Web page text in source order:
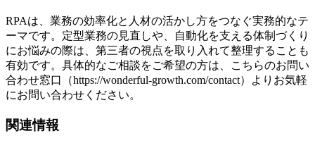
RPAは、業務の効率化と人材の活かし方をつなぐ実務的なテ
ーマです。定型業務の見直しや、自動化を支える体制づくり
にお悩みの際は、第三者の視点を取り入れて整理することも
有効です。具体的なご相談をご希望の方は、こちらのお問い
合わせ窓口（https://wonderful-growth.com/contact）よりお気軽
にお問い合わせください。
関連情報